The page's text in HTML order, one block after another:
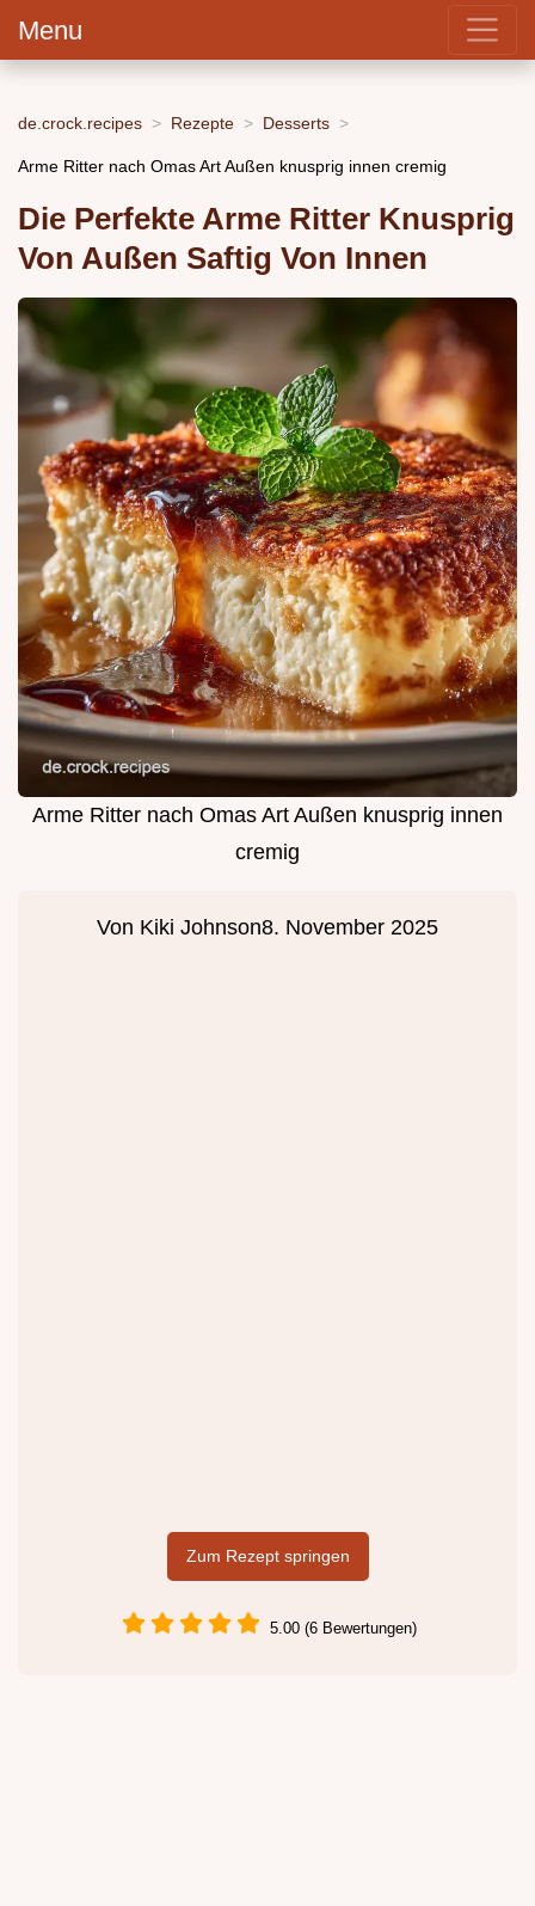
Menu
de.crock.recipes Rezepte Desserts
Arme Ritter nach Omas Art Außen knusprig innen cremig
Die Perfekte Arme Ritter Knusprig
Von Außen Saftig Von Innen
Arme Ritter nach Omas Art Außen knusprig innen
cremig
Von Kiki Johnson8. November 2025
Zum Rezept springen
5.00 (6 Bewertungen)